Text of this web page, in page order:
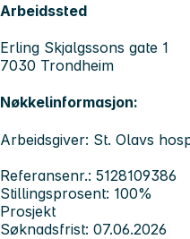
Arbeidssted
Erling Skjalgssons gate 1
7030 Trondheim
Nøkkelinformasjon:
Arbeidsgiver: St. Olavs
Referansenr.: 5128109386
Stillingsprosent: 100%
Prosjekt
Søknadsfrist: 07.06.2026